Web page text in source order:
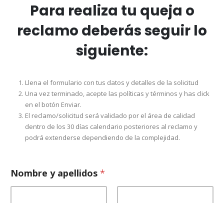
Para realiza tu queja o
reclamo deberás seguir lo
siguiente:
Llena el formulario con tus datos y detalles de la solicitud
Una vez terminado, acepte las políticas y términos y has click
en el botón Enviar.
El reclamo/solicitud será validado por el área de calidad
dentro de los 30 días calendario posteriores al reclamo y
podrá extenderse dependiendo de la complejidad.
Nombre y apellidos *